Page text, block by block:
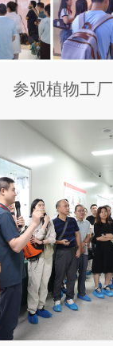
参观植物工厂